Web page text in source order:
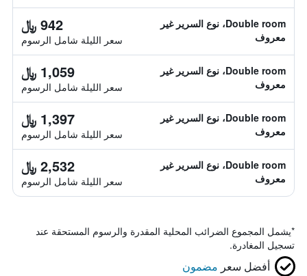
Double room، نوع السرير غير
معروف
942 ﷼
سعر الليلة شامل الرسوم
Double room، نوع السرير غير
معروف
1,059 ﷼
سعر الليلة شامل الرسوم
Double room، نوع السرير غير
معروف
1,397 ﷼
سعر الليلة شامل الرسوم
Double room، نوع السرير غير
معروف
2,532 ﷼
سعر الليلة شامل الرسوم
*يشمل المجموع الضرائب المحلية المقدرة والرسوم المستحقة عند
تسجيل المغادرة.
أفضل سعر مضمون